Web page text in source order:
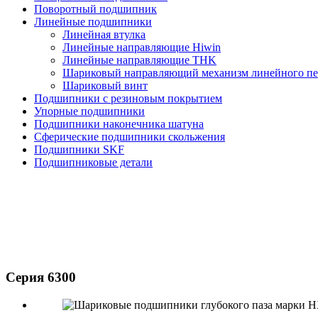
Поворотный подшипник
Линейные подшипники
Линейная втулка
Линейные направляющие Hiwin
Линейные направляющие THK
Шариковый направляющий механизм линейного
Шариковый винт
Подшипники с резиновым покрытием
Упорные подшипники
Подшипники наконечника шатуна
Сферические подшипники скольжения
Подшипники SKF
Подшипниковые детали
Серия 6300